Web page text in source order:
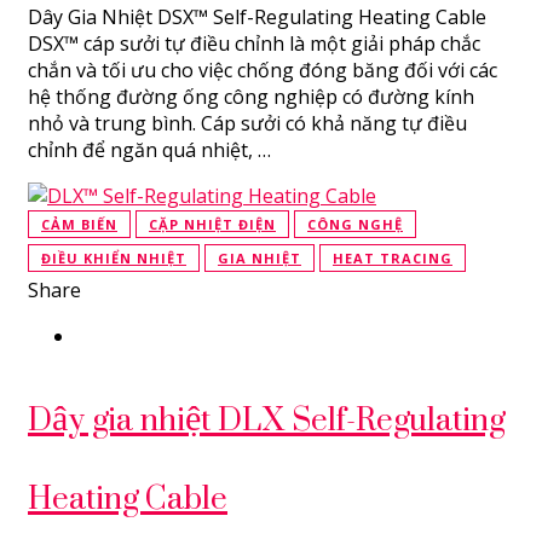
Dây Gia Nhiệt DSX™ Self-Regulating Heating Cable
DSX™ cáp sưởi tự điều chỉnh là một giải pháp chắc
chắn và tối ưu cho việc chống đóng băng đối với các
hệ thống đường ống công nghiệp có đường kính
nhỏ và trung bình. Cáp sưởi có khả năng tự điều
chỉnh để ngăn quá nhiệt, …
CẢM BIẾN CẶP NHIỆT ĐIỆN
CÔNG NGHỆ
ĐIỀU KHIỂN NHIỆT
GIA NHIỆT HEAT TRACING
Share
Dây gia nhiệt DLX Self-Regulating
Heating Cable